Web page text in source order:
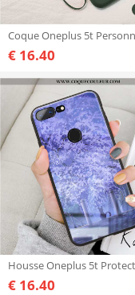
€ 16.40
€ 16.40